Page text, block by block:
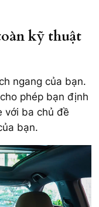
kỹ thuật
ngang của bạn.
phép bạn định
với ba chủ đề
bạn.